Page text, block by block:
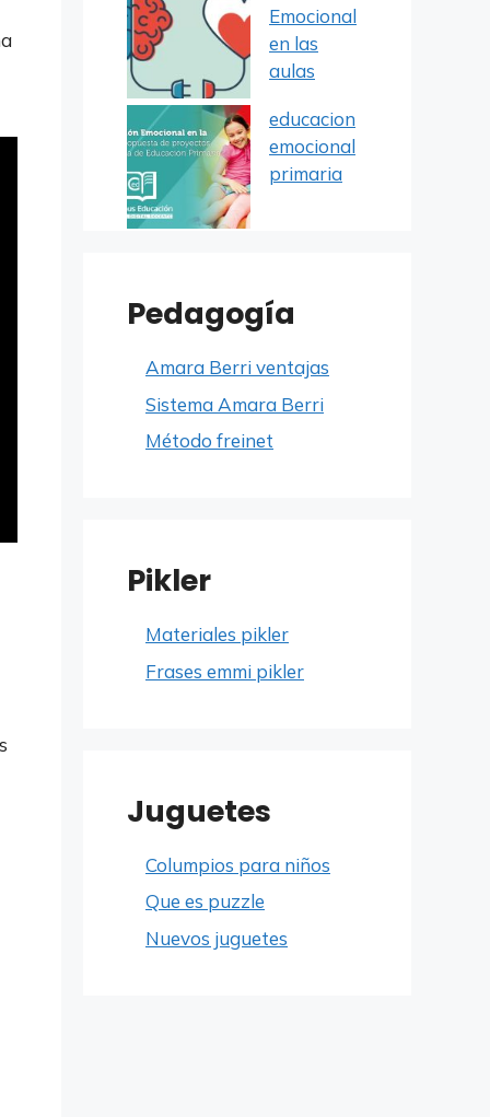
Emocional
en las
aulas
educacion
emocional
primaria
Pedagogía
Amara Berri ventajas
Sistema Amara Berri
Método freinet
Pikler
Materiales pikler
Frases emmi pikler
Juguetes
Columpios para niños
Que es puzzle
Nuevos juguetes